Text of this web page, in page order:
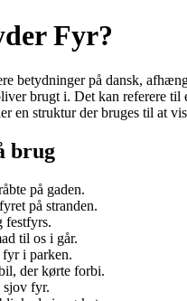
Fyr?
betydninger på dansk,
brugt i. Det kan referere til
en struktur der bruges til at
brug
på gaden.
på stranden.
festfyrs.
til os i går.
fyr i parken.
der kørte forbi.
sjov fyr.